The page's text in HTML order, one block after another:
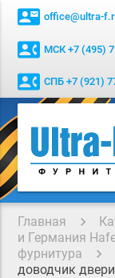
contact_mail office@ultra-
contact_phone МСК +7 (495)
contact_phone СПБ +7 (921)
Главная
и Германия
фурнитура
доводчик двери